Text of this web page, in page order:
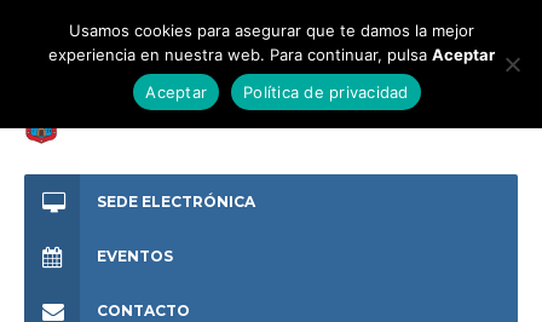
SEDE ELECTRÓNICA
EVENTOS
CONTACTO
Usamos cookies para asegurar que te damos la mejor
experiencia en nuestra web. Para continuar, pulsa Aceptar
Aceptar
Política de privacidad